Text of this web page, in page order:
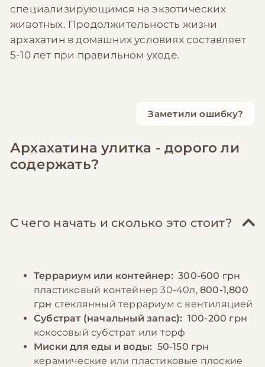
специализирующимся на экзотических
животных. Продолжительность жизни
архахатин в домашних условиях составляет
5-10 лет при правильном уходе.
Заметили ошибку?
Архахатина улитка - дорого ли
содержать?
С чего начать и сколько это стоит?
Террариум или контейнер: 300-600 грн
пластиковый контейнер 30-40л, 800-1,800
грн стеклянный террариум с вентиляцией
Субстрат (начальный запас): 100-200 грн
кокосовый субстрат или торф
Миски для еды и воды: 50-150 грн
керамические или пластиковые плоские